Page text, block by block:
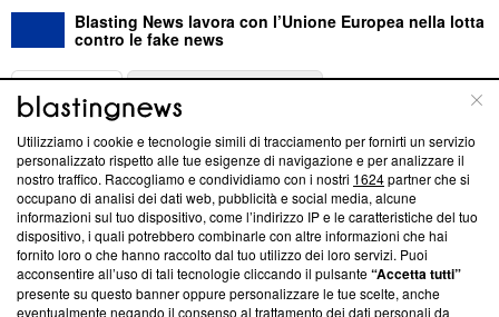
Blasting News lavora con l’Unione Europea nella lotta
contro le fake news
ABOUT
Questa sezione offre informazioni trasparenti su Blasting
News, sui nostri processi editoriali e su come ci impegniamo a
creare news di qualità. Inoltre, afferma la nostra aderenza a
‘Trust Project - News with Integrity’Blasting News non è
ancora membro del programma, ma ha richiesto di farne
parte; Trust Project non ha ancora effettuato una verifica di
conformità agli standard.
Utilizziamo i cookie e tecnologie simili di tracciamento per fornirti un servizio
personalizzato rispetto alle tue esigenze di navigazione e per analizzare il
nostro traffico. Raccogliamo e condividiamo con i nostri 1624partner che si
occupano di analisi dei dati web, pubblicità e social media, alcune
informazioni sul tuo dispositivo, come l’indirizzo IP e le caratteristiche del tuo
dispositivo, i quali potrebbero combinarle con altre informazioni che hai
fornito loro o che hanno raccolto dal tuo utilizzo dei loro servizi. Puoi
acconsentire all’uso di tali tecnologie cliccando il pulsante“Accetta tutti”
presente su questo banner oppure personalizzare le tue scelte, anche
eventualmente negando il consenso al trattamento dei dati personali da